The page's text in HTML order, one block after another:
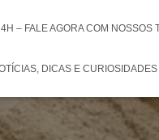
– FALE AGORA COM NOSSOS
DICAS E